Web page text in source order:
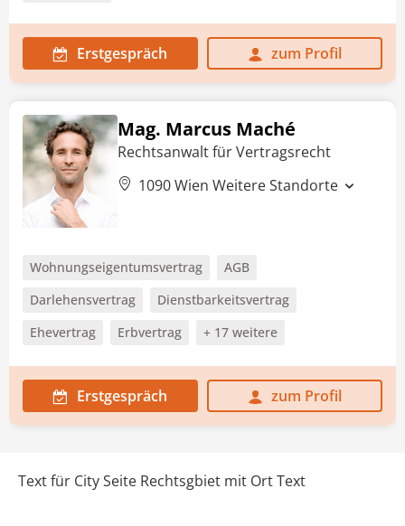
Erstgespräch zum Profil
Mag. Marcus Maché
Rechtsanwalt für Vertragsrecht
1090 Wien Weitere Standorte
Wohnungseigentumsvertrag
AGB
Darlehensvertrag
Dienstbarkeitsvertrag
Ehevertrag
Erbvertrag + 17 weitere
Erstgespräch zum Profil
Text für City Seite Rechtsgbiet mit Ort Text